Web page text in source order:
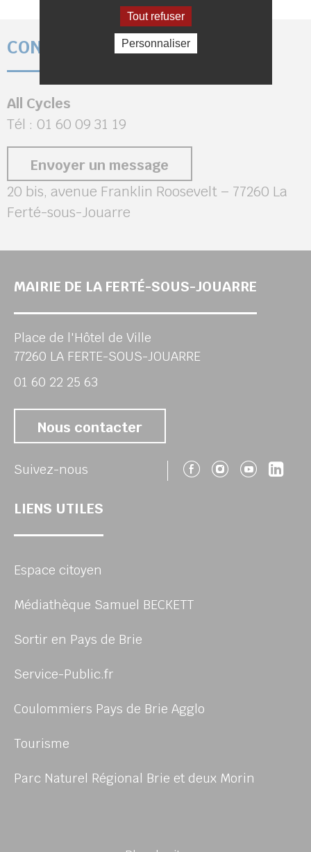
CONTACT
All Cycles
Tél : 01 60 09 31 19
Envoyer un message
20 bis, avenue Franklin Roosevelt – 77260 La
Ferté-sous-Jouarre
MAIRIE DE LA FERTÉ-SOUS-JOUARRE
Place de l'Hôtel de Ville
77260 LA FERTE-SOUS-JOUARRE
01 60 22 25 63
Nous contacter
Suivez-nous Suivez-nous
Suivez-
LIENS UTILES
Espace citoyen
Médiathèque Samuel BECKETT
Sortir en Pays de Brie
Service-Public.fr
Coulommiers Pays de Brie Agglo
Tourisme
Parc Naturel Régional Brie et deux Morin
Tout refuser
Personnaliser